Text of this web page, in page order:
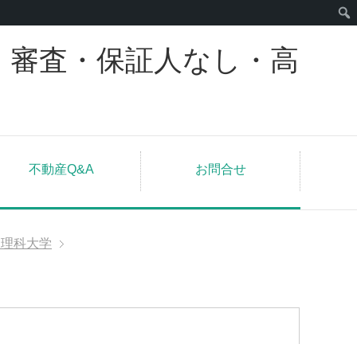
査・保証人なし・高
不動産Q&A お問合せ
科大学